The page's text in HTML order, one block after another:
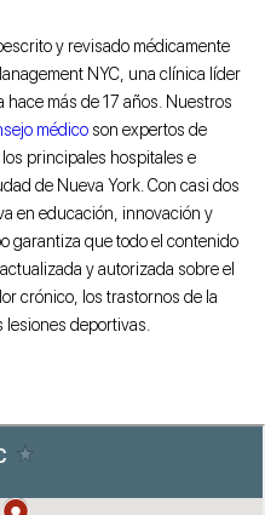
y revisado médicamente
NYC, una clínica líder
más de 17 años. Nuestros
médicoson expertos de
principales hospitales e
de Nueva York. Con casi dos
en educación, innovación y
garantiza que todo el contenido
y autorizada sobre el
crónico, los trastornos de la
lesiones deportivas.